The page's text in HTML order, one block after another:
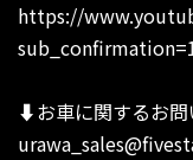
https://
⬇︎お車に関するお問